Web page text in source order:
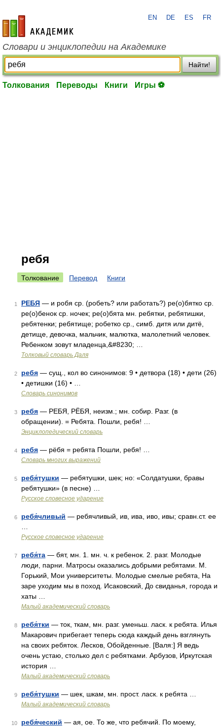
academic.ru
EN DE ES FR
Словари и энциклопедии на Академике
Найти!
Толкования Переводы Книги Игры ⚽
ребя
Толкование Перевод Книги
1 РЕБЯ — и робя ср. (робеть? или работать?) ре(о)бятко ср.
ре(о)бенок ср. ночек; ре(о)бята мн. ребятки, ребятишки,
ребятенки; ребятище; робетко ср., симб. дитя или дитё,
детище, девочка, мальчик, малютка, малолетний человек.
Ребенком зовут младенца,&#8230; …
Толковый словарь Даля
2 ребя — сущ., кол во синонимов: 9 • детвора (18) • дети (26)
• детишки (16) • …
Словарь синонимов
3 ребя — РЕБЯ, РЁБЯ, неизм.; мн. собир. Разг. (в
обращении). = Ребята. Пошли, ребя! …
Энциклопедический словарь
4 ребя — рёбя = ребята Пошли, ребя! …
Словарь многих выражений
5 ребя́тушки — ребятушки, шек; но: «Солдатушки, бравы
ребятушки» (в песне) …
Русское словесное ударение
6 ребя́чливый — ребячливый, ив, ива, иво, ивы; сравн.ст. ее
Русское словесное ударение
7 ребя́та — бят, мн. 1. мн. ч. к ребенок. 2. разг. Молодые
люди, парни. Матросы оказались добрыми ребятами. М.
Горький, Мои университеты. Молодые смелые ребята, На
заре уходим мы в поход. Исаковский, До свиданья, города и
хаты …
Малый академический словарь
8 ребя́тки — ток, ткам, мн. разг. уменьш. ласк. к ребята. Илья
Макарович прибегает теперь сюда каждый день взглянуть
на своих ребяток. Лесков, Обойденные. [Валя:] Я ведь
очень устаю, столько дел с ребятками. Арбузов, Иркутская
история …
Малый академический словарь
9 ребя́тушки — шек, шкам, мн. прост. ласк. к ребята …
Малый академический словарь
10 ребя́ческий — ая, ое. То же, что ребячий. По моему,